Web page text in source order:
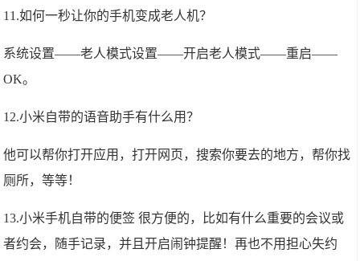
11.如何一秒让你的手机变成老人机？
系统设置——老人模式设置——开启老人模式——重启——
OK。
12.小米自带的语音助手有什么用？
他可以帮你打开应用，打开网页，搜索你要去的地方，帮你找
厕所，等等！
13.小米手机自带的便签 很方便的，比如有什么重要的会议或
者约会，随手记录，并且开启闹钟提醒！再也不用担心失约